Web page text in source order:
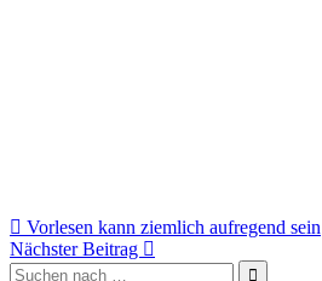
Beitragsnavigation
Vorlesen kann ziemlich aufregend sein
Nächster Beitrag